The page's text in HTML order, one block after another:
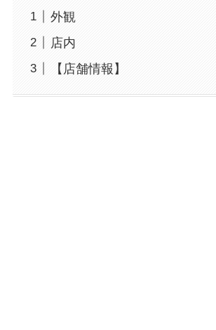
外観
店内
【店舗情報】